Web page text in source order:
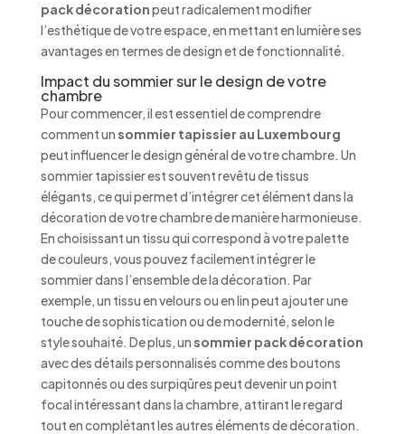
pack décorationpeut radicalement modifier
l’esthétique de votre espace, en mettant en lumière ses
avantages en termes de design et de fonctionnalité.
Impact du sommier sur le design de votre
chambre
Pour commencer, il est essentiel de comprendre
comment un sommier tapissier au Luxembourg
peut influencer le design général de votre chambre. Un
sommier tapissier est souvent revêtu de tissus
élégants, ce qui permet d’intégrer cet élément dans la
décoration de votre chambre de manière harmonieuse.
En choisissant un tissu qui correspond à votre palette
de couleurs, vous pouvez facilement intégrer le
sommier dans l’ensemble de la décoration. Par
exemple, un tissu en velours ou en lin peut ajouter une
touche de sophistication ou de modernité, selon le
style souhaité. De plus, un sommier pack décoration
avec des détails personnalisés comme des boutons
capitonnés ou des surpiqûres peut devenir un point
focal intéressant dans la chambre, attirant le regard
tout en complétant les autres éléments de décoration.